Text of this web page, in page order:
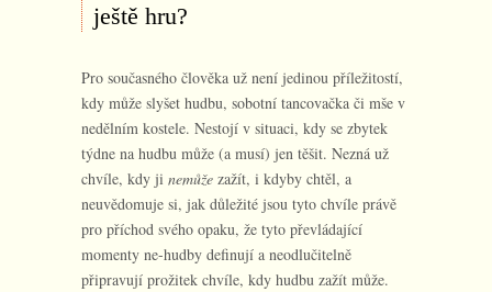
ještě hru?
Pro současného člověka už není jedinou příležitostí,
kdy může slyšet hudbu, sobotní tancovačka či mše v
nedělním kostele. Nestojí v situaci, kdy se zbytek
týdne na hudbu může (a musí) jen těšit. Nezná už
chvíle, kdy ji nemůže zažít, i kdyby chtěl, a
neuvědomuje si, jak důležité jsou tyto chvíle právě
pro příchod svého opaku, že tyto převládající
momenty ne-hudby definují a neodlučitelně
připravují prožitek chvíle, kdy hudbu zažít může.